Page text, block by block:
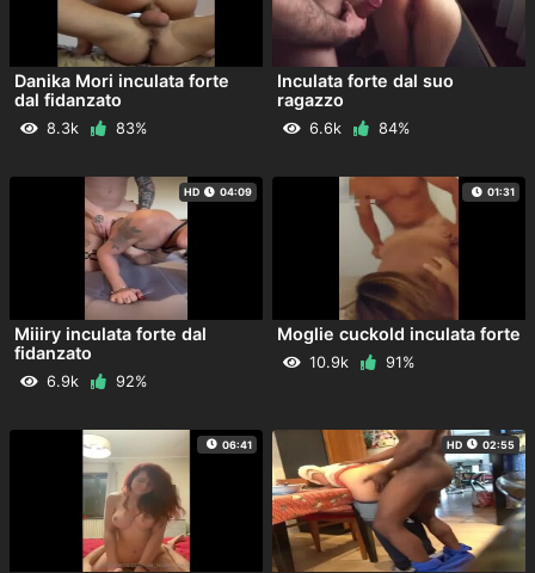
Danika Mori inculata forte
dal fidanzato
8.3k 83%
Inculata forte dal suo
ragazzo
6.6k 84%
HD 04:09
Miiiry inculata forte dal
fidanzato
6.9k 92%
01:31
Moglie cuckold inculata forte
10.9k 91%
06:41 HD 02:55